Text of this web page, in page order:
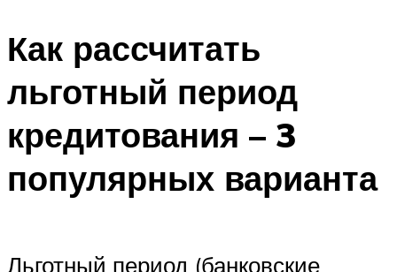
Как рассчитать
льготный период
кредитования – 3
популярных варианта
Льготный период (банковские